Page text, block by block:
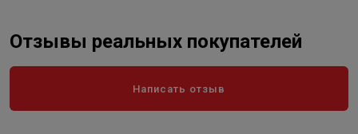
Отзывы реальных покупателей
Написать отзыв